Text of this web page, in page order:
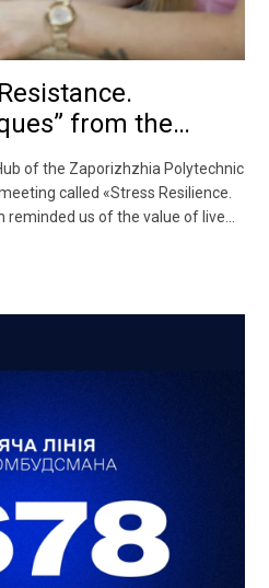
from the
of the
National
of the Zaporizhzhia Polytechnic
called «Stress Resilience.
reminded us of the value of live
are becoming especially
to...